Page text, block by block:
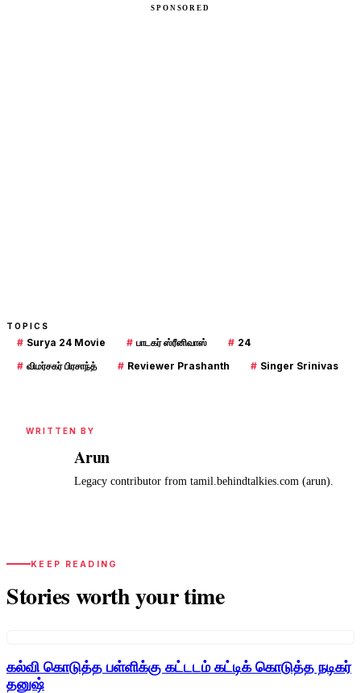
TOPICS
# Surya 24 Movie # பாடகர் ஸ்ரீனிவாஸ் # 24
# விமர்சகர் பிரசாந்த் # Reviewer Prashanth # Singer Srinivas
WRITTEN BY
Arun
Legacy contributor from tamil.behindtalkies.com (arun).
KEEP READING
Stories worth your time
கல்வி கொடுத்த பள்ளிக்கு கட்டடம் கட்டிக் கொடுத்த நடிகர்
தனுஷ்